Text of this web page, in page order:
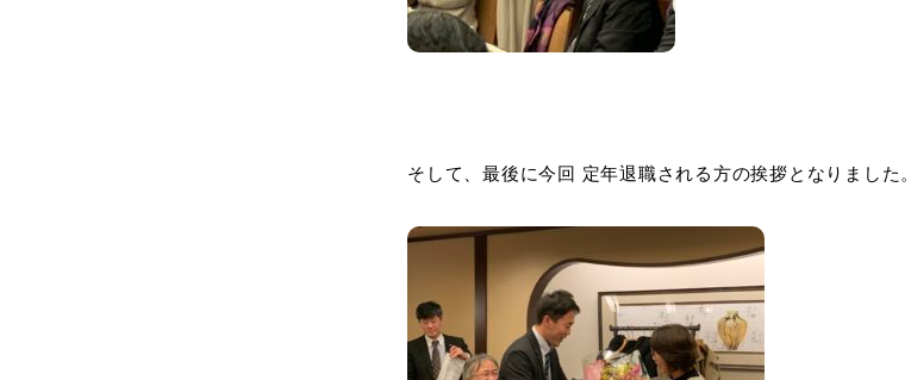
そして、最後に今回 定年退職される方の挨拶となりました。